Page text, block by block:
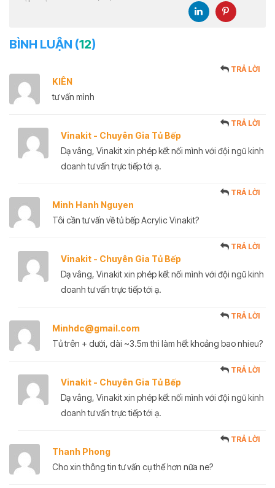
BÌNH LUẬN (12)
KIÊN
TRẢ LỜI
tư vấn mình
Vinakit - Chuyên Gia Tủ Bếp
TRẢ LỜI
Dạ vâng, Vinakit xin phép kết nối mình với đội ngũ kinh
doanh tư vấn trực tiếp tới ạ.
Minh Hanh Nguyen
TRẢ LỜI
Tôi cần tư vấn về tủ bếp Acrylic Vinakit?
Vinakit - Chuyên Gia Tủ Bếp
TRẢ LỜI
Dạ vâng, Vinakit xin phép kết nối mình với đội ngũ kinh
doanh tư vấn trực tiếp tới ạ.
Minhdc@gmail.com
TRẢ LỜI
Tủ trên + dưới, dài ~3.5m thì làm hết khoảng bao nhieu?
Vinakit - Chuyên Gia Tủ Bếp
TRẢ LỜI
Dạ vâng, Vinakit xin phép kết nối mình với đội ngũ kinh
doanh tư vấn trực tiếp tới ạ.
Thanh Phong
TRẢ LỜI
Cho xin thông tin tư vấn cụ thể hơn nữa ne?